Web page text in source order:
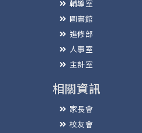
輔導室
圖書館
進修部
人事室
主計室
相關資訊
家長會
校友會